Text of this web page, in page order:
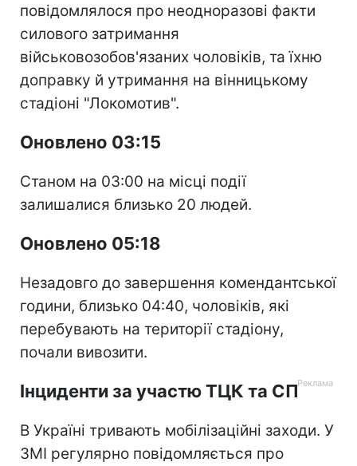
повідомлялося про неодноразові факти
силового затримання
військовозобов'язаних чоловіків, та їхню
доправку й утримання на вінницькому
стадіоні "Локомотив".
Оновлено 03:15
Станом на 03:00 на місці події
залишалися близько 20 людей.
Оновлено 05:18
Незадовго до завершення комендантської
години, близько 04:40, чоловіків, які
перебувають на території стадіону,
почали вивозити.
Інциденти за участю ТЦК та СП
В Україні тривають мобілізаційні заходи. У
ЗМІ регулярно повідомляється про